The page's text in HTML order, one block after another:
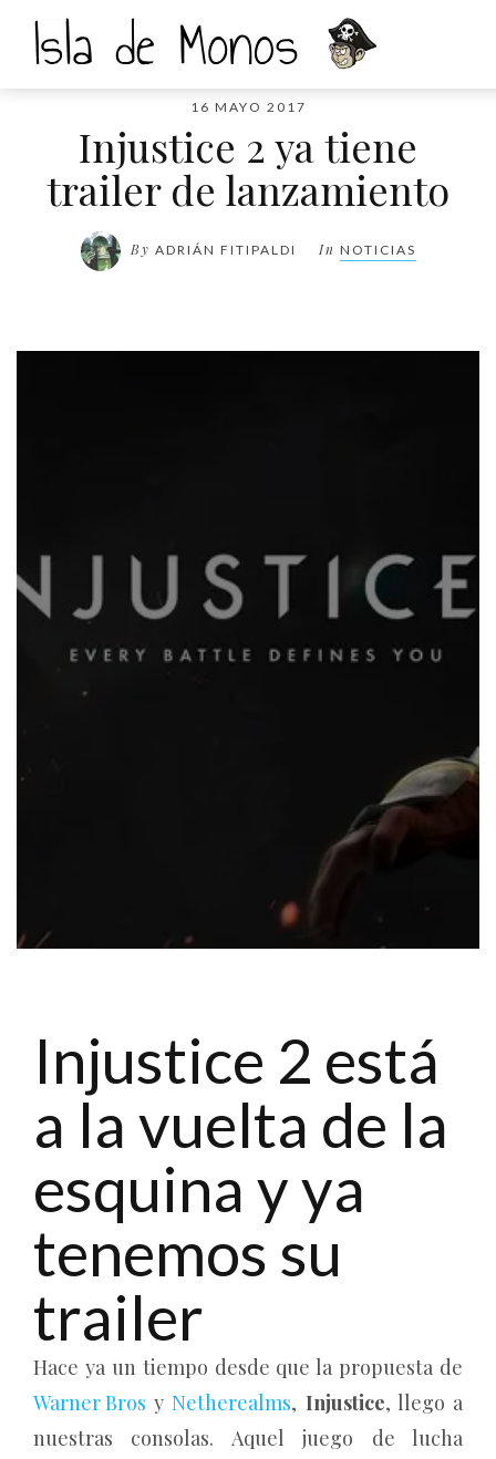
16 MAYO 2017
Injustice 2 ya tiene
trailer de lanzamiento
By ADRIÁN FITIPALDI In NOTICIAS
Injustice 2 está
a la vuelta de la
esquina y ya
tenemos su
trailer
Hace ya un tiempo desde que la propuesta de
Warner Bros yNetherealms, Injustice, llego a
nuestras consolas. Aquel juego de lucha